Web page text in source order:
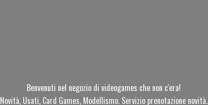
Benvenuti nel negozio di videogames che non c'era!
Novità, Usati, Card Games, Modellismo. Servizio prenotazione novità.